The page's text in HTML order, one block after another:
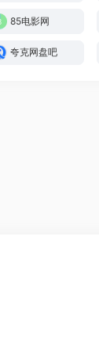
85电影网
夸克网盘吧